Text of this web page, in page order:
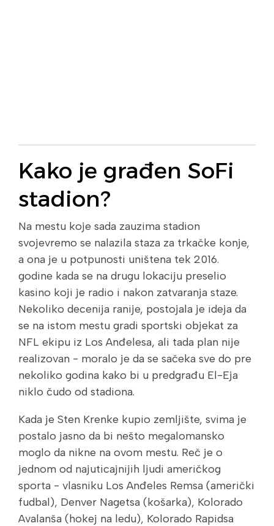
Kako je građen SoFi
stadion?
Na mestu koje sada zauzima stadion
svojevremo se nalazila staza za trkačke konje,
a ona je u potpunosti uništena tek 2016.
godine kada se na drugu lokaciju preselio
kasino koji je radio i nakon zatvaranja staze.
Nekoliko decenija ranije, postojala je ideja da
se na istom mestu gradi sportski objekat za
NFL ekipu iz Los Anđelesa, ali tada plan nije
realizovan - moralo je da se sačeka sve do pre
nekoliko godina kako bi u predgrađu El-Eja
niklo čudo od stadiona.
Kada je Sten Krenke kupio zemljište, svima je
postalo jasno da bi nešto megalomansko
moglo da nikne na ovom mestu. Reč je o
jednom od najuticajnijih ljudi američkog
sporta - vlasniku Los Anđeles Remsa (američki
fudbal), Denver Nagetsa (košarka), Kolorado
Avalanša (hokej na ledu), Kolorado Rapidsa